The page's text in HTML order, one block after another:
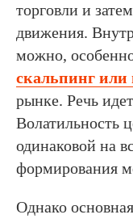
торговли и
движения.
можно,
скальпинг или
рынке. Речь
Волатильность
одинаковой на
формирования
Однако